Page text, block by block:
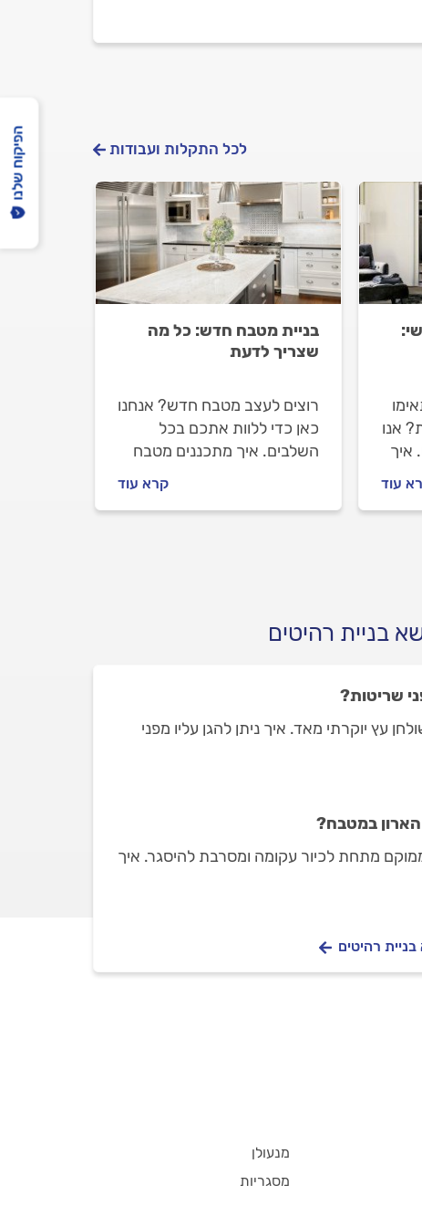
לכל התקלות ועבודות
אנו
איך
עוד
בניית מטבח חדש: כל מה
שצריך לדעת
רוצים לעצב מטבח חדש? אנחנו
כאן כדי ללוות אתכם בכל
השלבים. איך מתכננים מטבח
מטבחים מקצועי וכמה עולה
עיצוב מטבח חדש? כל
קרא עוד
בניית רהיטים
שריטות?
עץ יוקרתי מאד. איך ניתן להגן עליו מפני
במטבח?
מתחת לכיור עקומה ומסרבת להיסגר. איך
רהיטים
הפיקוח שלנו
מנעולן
מסגריות